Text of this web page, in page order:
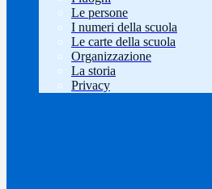
Le persone
I numeri della scuola
Le carte della scuola
Organizzazione
La storia
Privacy